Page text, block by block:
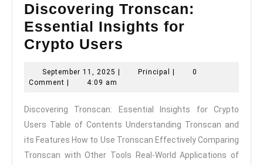
Discovering Tronscan:
Essential Insights for
Crypto Users
Essential
for
Crypto
Users
September 11, 2025 September
11,
Principal Principal
0
Comment
4:09 am
Discovering Tronscan: Essential Insights for Crypto
Users Table of Contents Understanding Tronscan and
its Features How to Use Tronscan Effectively Comparing
Tronscan with Other Tools Real-World Applications of